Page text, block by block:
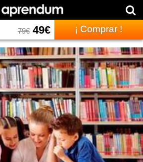
79€49€ ¡ Comprar !